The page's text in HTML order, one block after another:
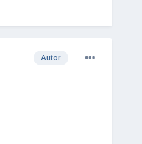
Autor